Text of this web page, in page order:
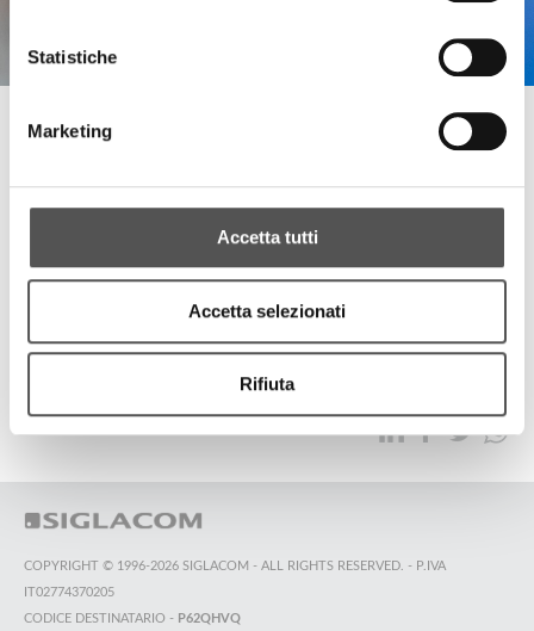
Statistiche
Marketing
Accetta tutti
Accetta selezionati
Rifiuta
ALL HIGHLIGHTS
TOP SEARCHES SITEMAP SUSTAINABILITY
COPYRIGHT © 1996-2026 SIGLACOM - ALL RIGHTS RESERVED. - P.IVA
IT02774370205
CODICE DESTINATARIO - P62QHVQ